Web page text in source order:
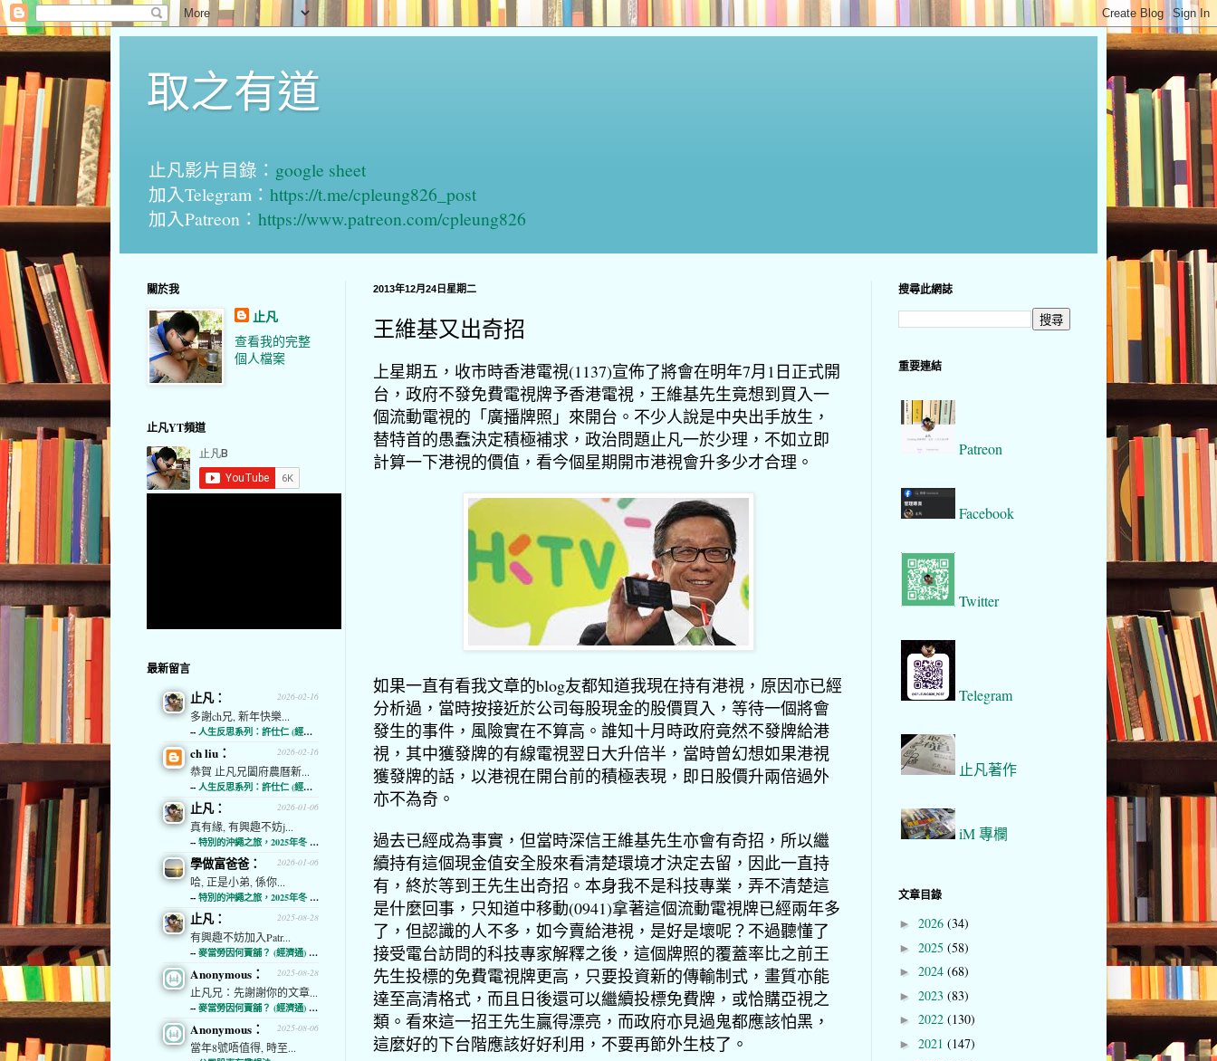
取之有道
止凡影片目錄： google sheet
加入Telegram： https://t.me/cpleung826_post
加入Patreon： https://www.patreon.com/cpleung826
2013年12月24日星期二
王維基又出奇招
上星期五，收市時香港電視(1137)宣佈了將會在明年7月1日正式開
台，政府不發免費電視牌予香港電視，王維基先生竟想到買入一
個流動電視的「廣播牌照」來開台。不少人說是中央出手放生，
替特首的愚蠢決定積極補求，政治問題止凡一於少理，不如立即
計算一下港視的價值，看今個星期開市港視會升多少才合理。
如果一直有看我文章的blog友都知道我現在持有港視，原因亦已經
分析過，當時按接近於公司每股現金的股價買入，等待一個將會
發生的事件，風險實在不算高。誰知十月時政府竟然不發牌給港
視，其中獲發牌的有線電視翌日大升倍半，當時曾幻想如果港視
獲發牌的話，以港視在開台前的積極表現，即日股價升兩倍過外
亦不為奇。
過去已經成為事實，但當時深信王維基先生亦會有奇招，所以繼
續持有這個現金值安全股來看清楚環境才決定去留，因此一直持
有，終於等到王先生出奇招。本身我不是科技專業，弄不清楚這
是什麼回事，只知道中移動(0941)拿著這個流動電視牌已經兩年多
了，但認識的人不多，如今賣給港視，是好是壞呢？不過聽懂了
接受電台訪問的科技專家解釋之後，這個牌照的覆蓋率比之前王
先生投標的免費電視牌更高，只要投資新的傳輸制式，畫質亦能
達至高清格式，而且日後還可以繼續投標免費牌，或恰購亞視之
類。看來這一招王先生贏得漂亮，而政府亦見過鬼都應該怕黑，
這麼好的下台階應該好好利用，不要再節外生枝了。
關於我
止凡
查看我的完整
個人檔案
止凡YT頻道
最新留言
2026-02-16
止凡：
多謝ch兄, 新年快樂...
-- 人生反思系列：許仕仁 (經濟通)
2026-02-16
ch liu：
恭賀 止凡兄闔府農曆新...
-- 人生反思系列：許仕仁 (經濟通)
2026-01-06
止凡：
真有緣, 有興趣不妨j...
-- 特別的沖繩之旅，2025年冬 (經濟通)
2026-01-06
學做富爸爸：
哈, 正是小弟, 係你...
-- 特別的沖繩之旅，2025年冬 (經濟通)
2025-08-28
止凡：
有興趣不妨加入Patr...
-- 麥當勞因何賣舖？ (經濟通) (略)
2025-08-28
Anonymous：
止凡兄：先謝謝你的文章...
-- 麥當勞因何賣舖？ (經濟通) (略)
2025-08-06
Anonymous：
當年8號唔值得, 時至...
搜尋此網誌
重要連結
Patreon
Facebook
Twitter
Telegram
止凡著作
iM 專欄
文章目錄
► 2026 (34)
► 2025 (58)
► 2024 (68)
► 2023 (83)
► 2022 (130)
► 2021 (147)